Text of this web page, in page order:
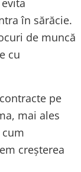
în sărăcie.
de muncă
cu
pe
mai ales
creșterea